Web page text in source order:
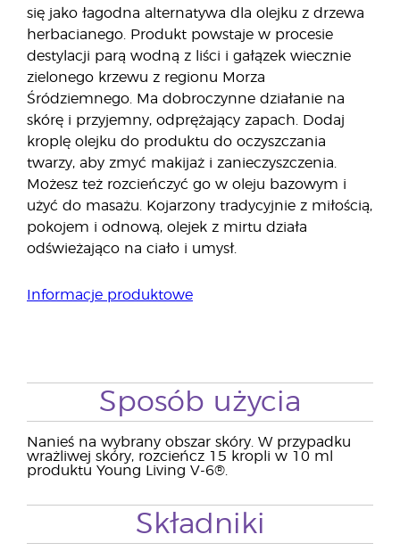
się jako łagodna alternatywa dla olejku z drzewa
herbacianego. Produkt powstaje w procesie
destylacji parą wodną z liści i gałązek wiecznie
zielonego krzewu z regionu Morza
Śródziemnego. Ma dobroczynne działanie na
skórę i przyjemny, odprężający zapach. Dodaj
kroplę olejku do produktu do oczyszczania
twarzy, aby zmyć makijaż i zanieczyszczenia.
Możesz też rozcieńczyć go w oleju bazowym i
użyć do masażu. Kojarzony tradycyjnie z miłością,
pokojem i odnową, olejek z mirtu działa
odświeżająco na ciało i umysł.
Informacje produktowe
Sposób użycia
Nanieś na wybrany obszar skóry. W przypadku
wrażliwej skóry, rozcieńcz 15 kropli w 10 ml
produktu Young Living V-6®.
Składniki